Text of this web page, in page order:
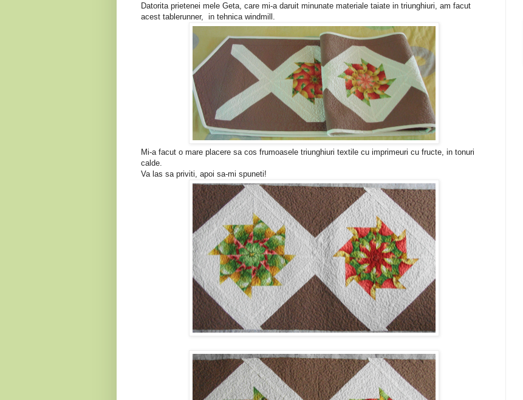
Datorita prietenei mele Geta, care mi-a daruit minunate materiale taiate in triunghiuri, am facut
acest tablerunner, in tehnica windmill.
Mi-a facut o mare placere sa cos frumoasele triunghiuri textile cu imprimeuri cu fructe, in tonuri
calde.
Va las sa priviti, apoi sa-mi spuneti!